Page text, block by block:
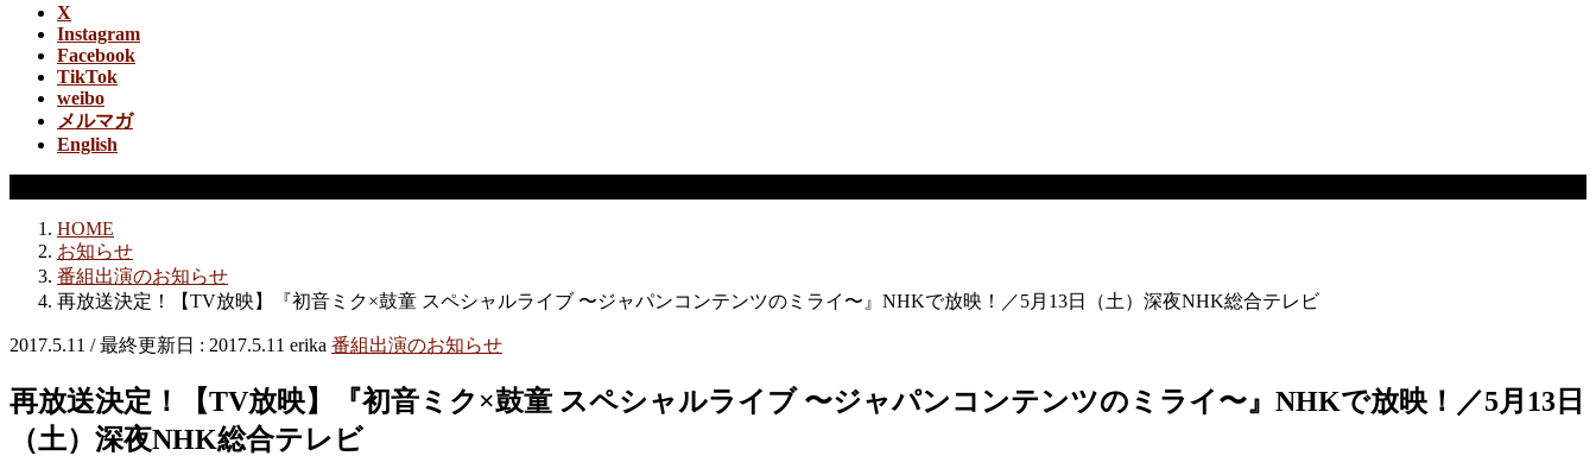
X
Instagram
Facebook
TikTok
weibo
メルマガ
English
HOME
お知らせ
番組出演のお知らせ
再放送決定！【TV放映】『初音ミク×鼓童 スペシャルライブ 〜ジャパンコンテンツのミライ〜』NHKで放映！／5月13日（土）深夜NHK総合テレビ
2017.5.11 / 最終更新日 : 2017.5.11 erika 番組出演のお知らせ
再放送決定！【TV放映】『初音ミク×鼓童 スペシャルライブ 〜ジャパンコンテンツのミライ〜』NHKで放映！／5月13日
（土）深夜NHK総合テレビ